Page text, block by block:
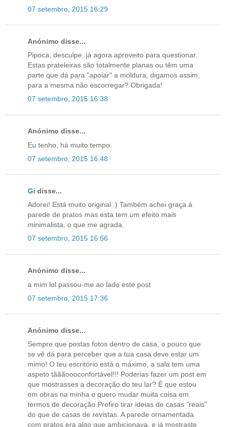
07 setembro, 2015 16:29
Anónimo disse...
Pipoca, desculpe, já agora aproveito para questionar.
Estas prateleiras são totalmente planas ou têm uma
parte que dá para "apoiar" a moldura, digamos assim,
para a mesma não escorregar? Obrigada!
07 setembro, 2015 16:38
Anónimo disse...
Eu tenho, há muito tempo.
07 setembro, 2015 16:48
Gi disse...
Adorei! Está muito original :) Também achei graça à
parede de pratos mas esta tem um efeito mais
minimalista, o que me agrada.
07 setembro, 2015 16:56
Anónimo disse...
a mim lol passou-me ao lado este post
07 setembro, 2015 17:36
Anónimo disse...
Sempre que postas fotos dentro de casa, o pouco que
se vê dá para perceber que a tua casa deve estar um
mimo! O teu escritório está o máximo, a sala tem uma
aspeto tãããoooconfortável!!! Poderias fazer um post em
que mostrasses a decoração do teu lar? É que estou
em obras na minha e quero mudar muita coisa em
termos de decoração.Prefiro tirar ideias de casas "reais"
do que de casas de revistas. A parede ornamentada
com pratos era algo que ambicionava, e já mostraste